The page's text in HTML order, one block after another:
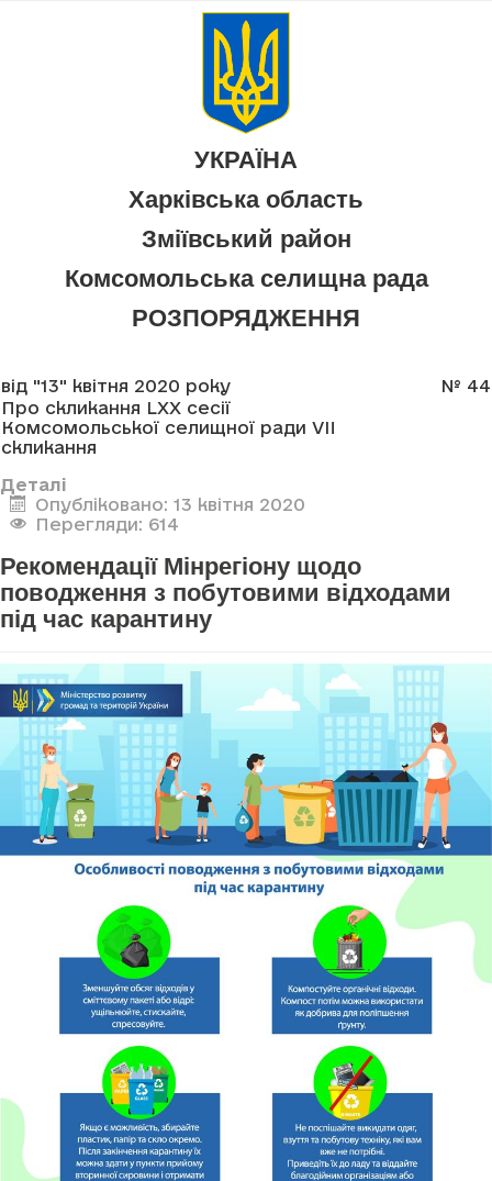
УКРАЇНА
Харківська область
Зміївський район
Комсомольська селищна рада
РОЗПОРЯДЖЕННЯ
від "13" квітня 2020 року
№ 44
Про скликання LXX сесії
Комсомольської селищної ради VII
скликання
Деталі
Опубліковано: 13 квітня 2020
Перегляди: 614
Рекомендації Мінрегіону щодо
поводження з побутовими відходами
під час карантину